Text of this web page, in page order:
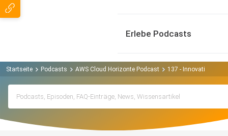
Erlebe Podcasts
Startseite Podcasts AWS Cloud Horizonte Podcast 137 - Innovation im